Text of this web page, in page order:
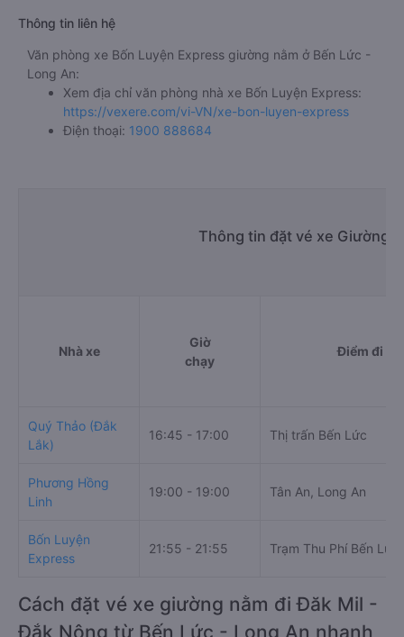
Thông tin liên hệ
Văn phòng xe Bốn Luyện Express giường nằm ở Bến Lức -
Long An:
Xem địa chỉ văn phòng nhà xe Bốn Luyện Express:
https://vexere.com/vi-VN/xe-bon-luyen-express
Điện thoại: 1900 888684
Thông tin đặt vé xe Giường
Nhà xe
Giờ
chạy
Điểm đi
Quý Thảo (Đắk
Lắk)
16:45 - 17:00 Thị trấn Bến Lức
Phương Hồng
Linh
19:00 - 19:00 Tân An, Long An
Bốn Luyện
Express
21:55 - 21:55 Trạm Thu Phí Bến Lức
Cách đặt vé xe giường nằm đi Đăk Mil -
Đắk Nông từ Bến Lức - Long An nhanh